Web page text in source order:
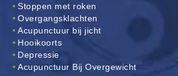
Stoppen met roken
Overgangsklachten
Acupunctuur bij jicht
Hooikoorts
Depressie
Acupunctuur Bij Overgewicht